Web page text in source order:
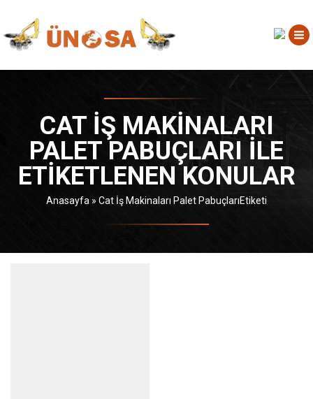
CAT İŞ MAKINALARI
PALET PABUÇLARI ILE
ETIKETLENEN KONULAR
Anasayfa » Cat İş Makinaları Palet PabuçlarıEtiketi